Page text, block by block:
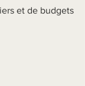
et de budgets